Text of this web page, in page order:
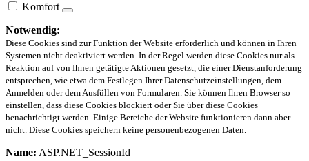
Komfort
Notwendig:
Diese Cookies sind zur Funktion der Website erforderlich und können in Ihren
Systemen nicht deaktiviert werden. In der Regel werden diese Cookies nur als
Reaktion auf von Ihnen getätigte Aktionen gesetzt, die einer Dienstanforderung
entsprechen, wie etwa dem Festlegen Ihrer Datenschutzeinstellungen, dem
Anmelden oder dem Ausfüllen von Formularen. Sie können Ihren Browser so
einstellen, dass diese Cookies blockiert oder Sie über diese Cookies
benachrichtigt werden. Einige Bereiche der Website funktionieren dann aber
nicht. Diese Cookies speichern keine personenbezogenen Daten.
Name: ASP.NET_SessionId